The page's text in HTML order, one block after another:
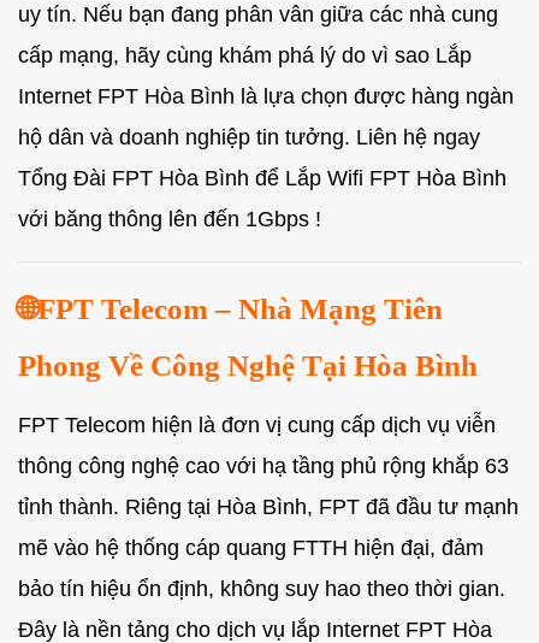
uy tín. Nếu bạn đang phân vân giữa các nhà cung
cấp mạng, hãy cùng khám phá lý do vì sao Lắp
Internet FPT Hòa Bình là lựa chọn được hàng ngàn
hộ dân và doanh nghiệp tin tưởng. Liên hệ ngay
Tổng Đài FPT Hòa Bình để Lắp Wifi FPT Hòa Bình
với băng thông lên đến 1Gbps !
🌐FPT Telecom – Nhà Mạng Tiên
Phong Về Công Nghệ Tại Hòa Bình
FPT Telecom hiện là đơn vị cung cấp dịch vụ viễn
thông công nghệ cao với hạ tầng phủ rộng khắp 63
tỉnh thành. Riêng tại Hòa Bình, FPT đã đầu tư mạnh
mẽ vào hệ thống cáp quang FTTH hiện đại, đảm
bảo tín hiệu ổn định, không suy hao theo thời gian.
Đây là nền tảng cho dịch vụ lắp Internet FPT Hòa